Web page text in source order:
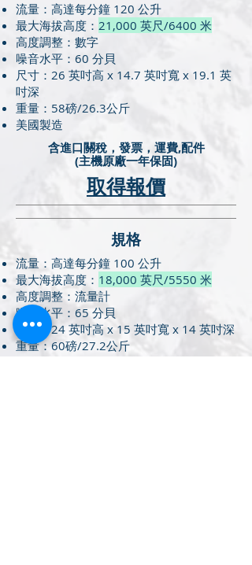
流量：高達每分鐘 120 公升
最大海拔高度： 21,000 英尺/6400 米
高度調整：數字
噪音水平：60 分貝
尺寸：26 英吋高 x 14.7 英吋寬 x 19.1 英
吋深
重量：58磅/26.3公斤
美國製造
含進口關稅，發票，運費,配件
(主機原廠一年保固)
取得報價
​規格
流量：高達每分鐘 100 公升
最大海拔高度： 18,000 英尺/5550 米
高度調整：流量計
噪音水平：65 分貝
尺寸：24 英吋高 x 15 英吋寬 x 14 英吋深
重量：60磅/27.2公斤